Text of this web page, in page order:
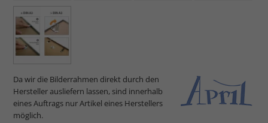
Da wir die Bilderrahmen direkt durch den
Hersteller ausliefern lassen, sind innerhalb
eines Auftrags nur Artikel eines Herstellers
möglich.